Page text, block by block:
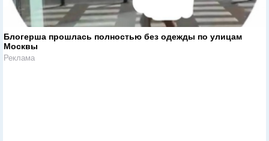
Блогерша прошлась полностью без одежды по улицам
Москвы
Реклама